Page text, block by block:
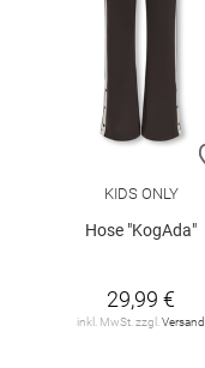
KIDS ONLY
Hose "KogAda"
29,99 €
inkl. MwSt. zzgl. Versand